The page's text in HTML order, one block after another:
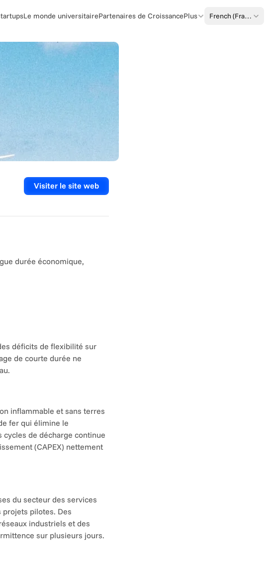
Le monde universitairePartenaires de CroissancePlus French (France)
Visiter le site web
durée économique,
déficits de flexibilité sur
de courte durée ne
inflammable et sans terres
fer qui élimine le
de décharge continue
(CAPEX) nettement
du secteur des services
pilotes. Des
industriels et des
sur plusieurs jours.